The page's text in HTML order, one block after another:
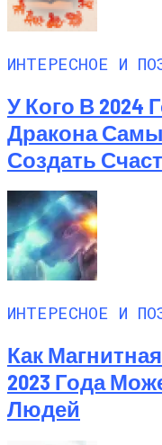
ИНТЕРЕСНОЕ И
У Кого В 2024
Дракона
Создать
ИНТЕРЕСНОЕ И
Как
2023 Года
Людей